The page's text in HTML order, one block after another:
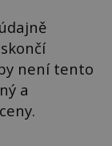
není tento
a